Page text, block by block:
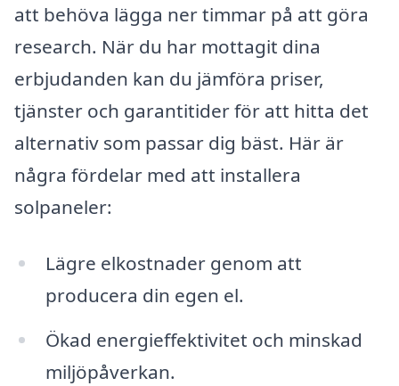
att behöva lägga ner timmar på att göra
research. När du har mottagit dina
erbjudanden kan du jämföra priser,
tjänster och garantitider för att hitta det
alternativ som passar dig bäst. Här är
några fördelar med att installera
solpaneler:
Lägre elkostnader genom att
producera din egen el.
Ökad energieffektivitet och minskad
miljöpåverkan.